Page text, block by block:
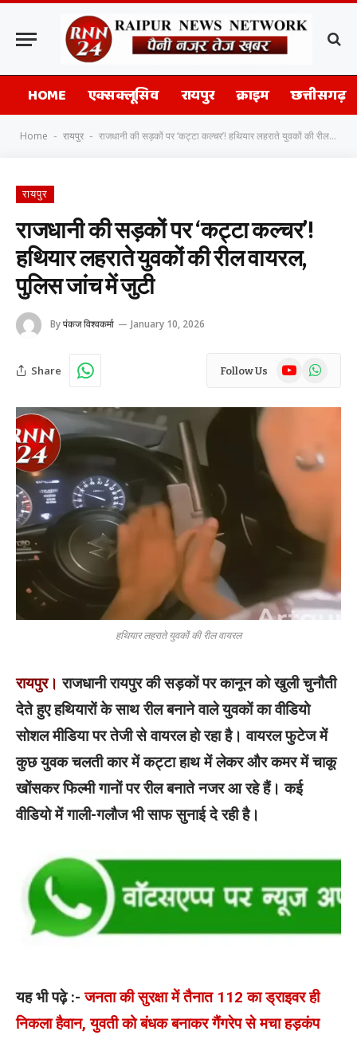
HOME एक्सक्लूसिव रायपुर क्राइम छत्तीसगढ़
Home - रायपुर - राजधानी की सड़कों पर ‘कट्टा कल्चर’! हथियार लहराते युवकों की रील वायरल, पुलिस जांच में जुटी
रायपुर
राजधानी की सड़कों पर ‘कट्टा कल्चर’!
हथियार लहराते युवकों की रील वायरल,
पुलिस जांच में जुटी
Byपंकज विश्वकर्मा January 10, 2026
Share Follow Us YouTubeWhatsApp
हथियार लहराते युवकों की रील वायरल
रायपुर। राजधानी रायपुर की सड़कों पर कानून को खुली चुनौती
देते हुए हथियारों के साथ रील बनाने वाले युवकों का वीडियो
सोशल मीडिया पर तेजी से वायरल हो रहा है। वायरल फुटेज में
कुछ युवक चलती कार में कट्टा हाथ में लेकर और कमर में चाकू
खोंसकर फिल्मी गानों पर रील बनाते नजर आ रहे हैं। कई
वीडियो में गाली-गलौज भी साफ सुनाई दे रही है।
यह भी पढ़े :-जनता की सुरक्षा में तैनात 112 का ड्राइवर ही
निकला हैवान, युवती को बंधक बनाकर गैंगरेप से मचा हड़कंप